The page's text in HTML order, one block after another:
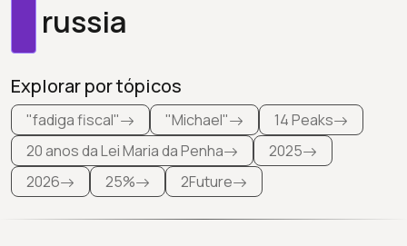
russia
Explorar por tópicos
"fadiga fiscal" "Michael"
14 Peaks
20 anos da Lei Maria da Penha
2025
2026
25% 2Future